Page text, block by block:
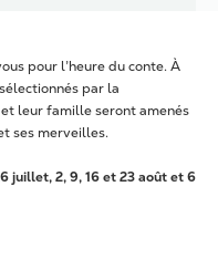
pour l’heure du conte. À
par la
leur famille seront amenés
ses merveilles.
juillet, 2, 9, 16 et 23 août et 6